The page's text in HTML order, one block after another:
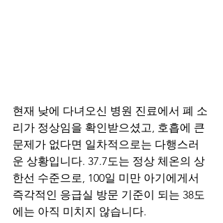
현재 낮에 다녀오신 병원 진료에서 폐 소
리가 정상임을 확인받으셨고, 호흡에 큰
문제가 없다면 일차적으로는 다행스러
운 상황입니다. 37.7도는 정상 체온의 상
한선 수준으로, 100일 미만 아기에게서
즉각적인 응급실 방문 기준이 되는 38도
에는 아직 미치지 않습니다.